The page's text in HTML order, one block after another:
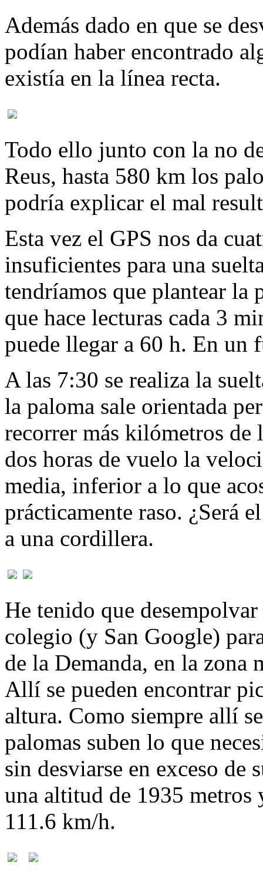
Además dado en que se
podían haber encontrado
existía en la línea recta.
Todo ello junto con la no
Reus, hasta 580 km los
podría explicar el mal
Esta vez el GPS nos da
insuficientes para una
tendríamos que plantear la
que hace lecturas cada 3
puede llegar a 60 h. En un
A las 7:30 se realiza la
la paloma sale orientada
recorrer más kilómetros de
dos horas de vuelo la
media, inferior a lo que
prácticamente raso. ¿Será
a una cordillera.
He tenido que
colegio (y San Google)
de la Demanda, en la zona
Allí se pueden encontrar
altura. Como siempre allí
palomas suben lo que
sin desviarse en exceso de
una altitud de 1935 metros
111.6 km/h.